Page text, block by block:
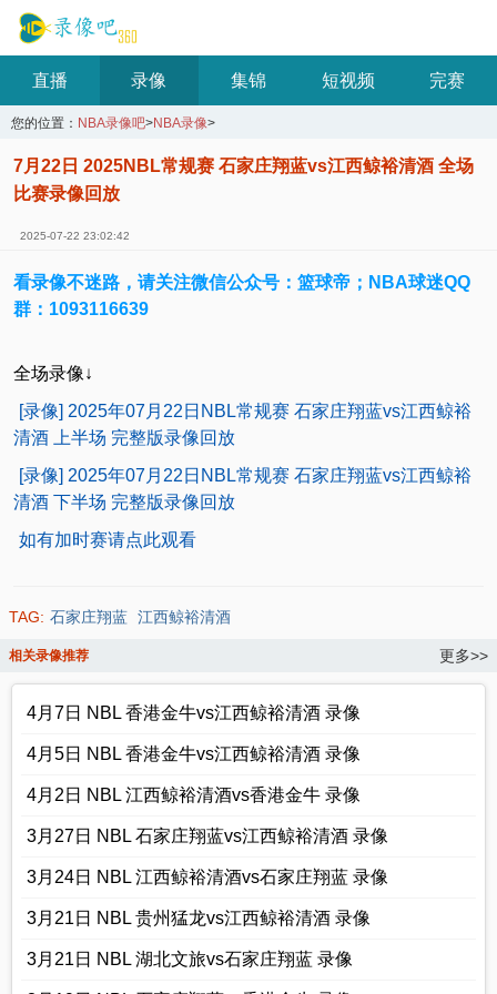
直播 录像 集锦 短视频 完赛
您的位置： NBA录像吧>NBA录像>
7月22日 2025NBL常规赛 石家庄翔蓝vs江西鲸裕清酒 全场
比赛录像回放
2025-07-22 23:02:42
看录像不迷路，请关注微信公众号：篮球帝；NBA球迷QQ
群：1093116639
全场录像↓
[录像] 2025年07月22日NBL常规赛 石家庄翔蓝vs江西鲸裕
清酒 上半场 完整版录像回放
[录像] 2025年07月22日NBL常规赛 石家庄翔蓝vs江西鲸裕
清酒 下半场 完整版录像回放
如有加时赛请点此观看
TAG: 石家庄翔蓝 江西鲸裕清酒
相关录像推荐 更多>>
4月7日 NBL 香港金牛vs江西鲸裕清酒 录像
4月5日 NBL 香港金牛vs江西鲸裕清酒 录像
4月2日 NBL 江西鲸裕清酒vs香港金牛 录像
3月27日 NBL 石家庄翔蓝vs江西鲸裕清酒 录像
3月24日 NBL 江西鲸裕清酒vs石家庄翔蓝 录像
3月21日 NBL 贵州猛龙vs江西鲸裕清酒 录像
3月21日 NBL 湖北文旅vs石家庄翔蓝 录像